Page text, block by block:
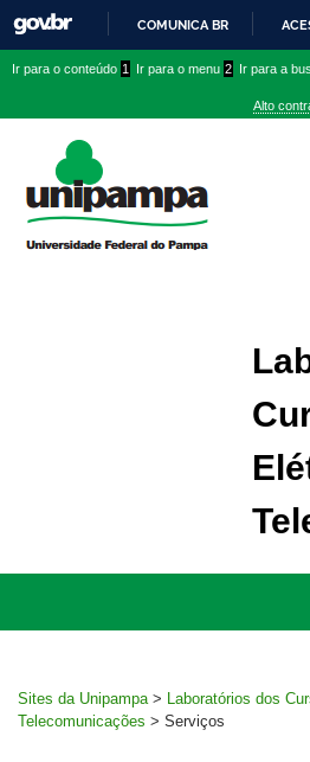
PARA
COMUNICA BR
conteúdo
menu
superior
menu
Ir para o conteúdo 1 Ir para o menu 2 Ir para a
Alto
Sites da Unipampa > Laboratórios dos
Telecomunicações > Serviços